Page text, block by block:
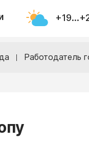
Работодатель